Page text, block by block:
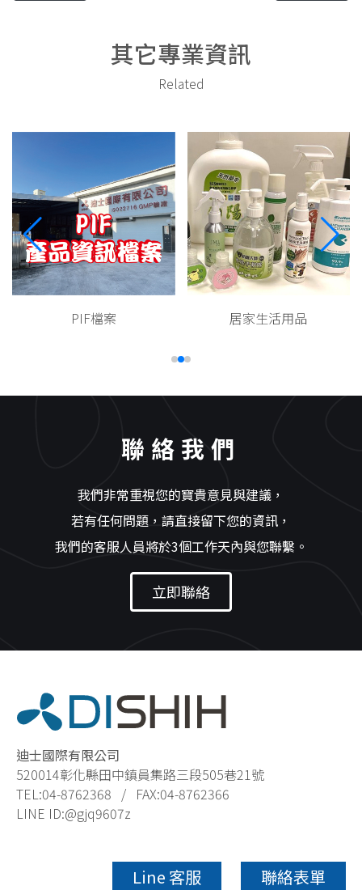
其它專業資訊
Related
PIF檔案 居家生活用品
聯絡我們
我們非常重視您的寶貴意見與建議，
若有任何問題，請直接留下您的資訊，
我們的客服人員將於3個工作天內與您聯繫。
立即聯絡
迪士國際有限公司
520014彰化縣田中鎮員集路三段505巷21號
TEL:04-8762368 / FAX:04-8762366
LINE ID:@gjq9607z
Line 客服 聯絡表單